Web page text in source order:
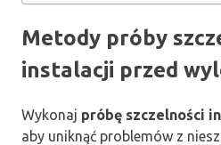
Metody próby
instalacji przed
Wykonaj próbę szczelności
aby uniknąć problemów z